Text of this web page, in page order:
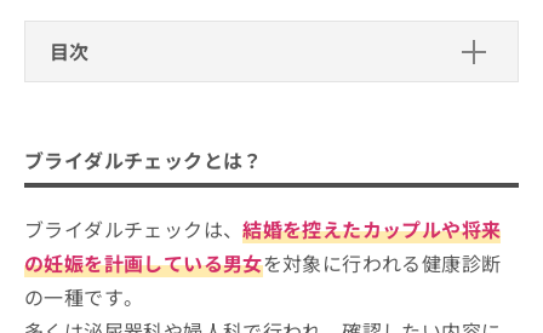
目次
ブライダルチェックを受けるクリニック、どう
やって選べばいい？
ブライダルチェックを受けるクリニッ
クを選ぶ際にチェックする4つのポイン
ト
ブライダルチェックで何が分かる？向いている人
の解説もあり！
広島市で評判のブライダルチェックに
ブライダルチェックとは？
ブライダルチェックは、結婚を控えたカップルや将来
の妊娠を計画している男女を対象に行われる健康診断
の一種です。
せん
い。
込
こ
ち
掲
載
情
報
は
無
料
報
拡
充
の
お